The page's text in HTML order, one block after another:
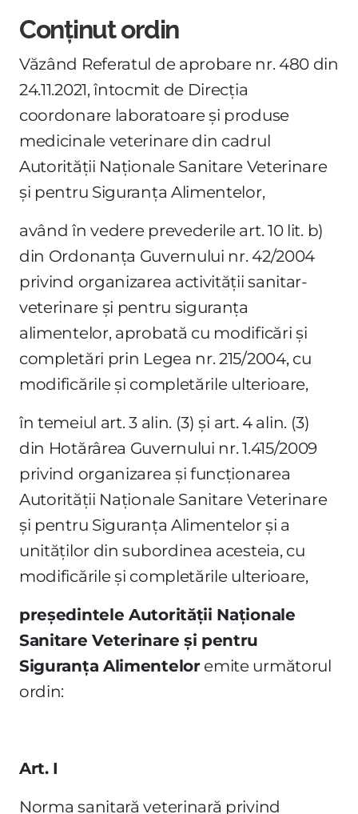
Conținut ordin
Văzând Referatul de aprobare nr. 480 din
24.11.2021, întocmit de Direcţia
coordonare laboratoare şi produse
medicinale veterinare din cadrul
Autorităţii Naţionale Sanitare Veterinare
şi pentru Siguranţa Alimentelor,
având în vedere prevederile art. 10 lit. b)
din Ordonanţa Guvernului nr. 42/2004
privind organizarea activităţii sanitar-
veterinare şi pentru siguranţa
alimentelor, aprobată cu modificări şi
completări prin Legea nr. 215/2004, cu
modificările şi completările ulterioare,
în temeiul art. 3 alin. (3) şi art. 4 alin. (3)
din Hotărârea Guvernului nr. 1.415/2009
privind organizarea şi funcţionarea
Autorităţii Naţionale Sanitare Veterinare
şi pentru Siguranţa Alimentelor şi a
unităţilor din subordinea acesteia, cu
modificările şi completările ulterioare,
preşedintele Autorităţii Naţionale
Sanitare Veterinare şi pentru
Siguranţa Alimenteloremite următorul
ordin:
Art. I
Norma sanitară veterinară privind